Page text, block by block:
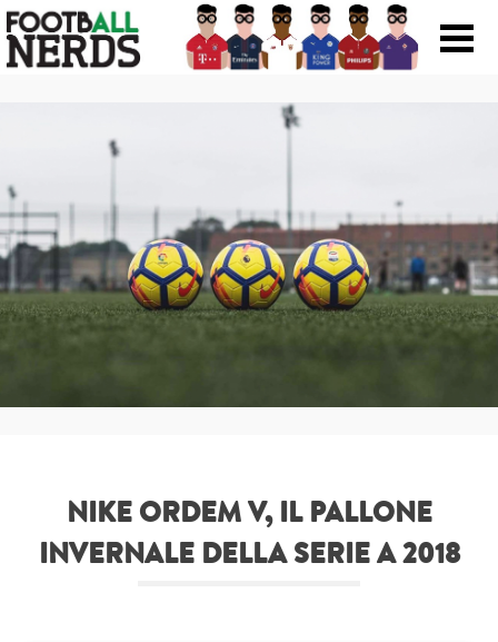
Search
Scarpe
Maglie
Accessori
Roba da nerds
NIKE ORDEM V, IL PALLONE
INVERNALE DELLA SERIE A 2018